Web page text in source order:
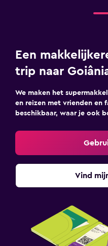
Een
trip naar
We maken het
en reizen met vrienden en
beschikbaar, waar je ook
Vind